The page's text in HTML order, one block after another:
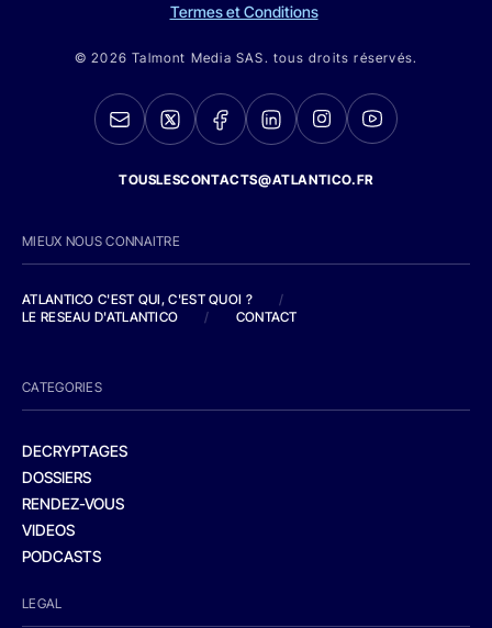
Termes et Conditions
© 2026 Talmont Media SAS. tous droits réservés.
TOUSLESCONTACTS@ATLANTICO.FR
MIEUX NOUS CONNAITRE
ATLANTICO C'EST QUI, C'EST QUOI ?
/
LE RESEAU D'ATLANTICO
/ CONTACT
CATEGORIES
DECRYPTAGES
DOSSIERS
RENDEZ-VOUS
VIDEOS
PODCASTS
LEGAL